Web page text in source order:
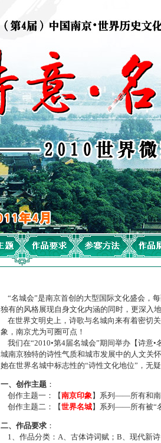
“名城会”是南京首创的大型国际文化盛会，
独有的风格展现自身文化内涵的同时，更深
在世界文明史上，诗歌与名城向来有着密切
象，南京尤为可圈可点！
我们在“2010•第4届名城会”期间举办【诗意
城南京独特的诗性气质和城市发展中的人文
她在世界名城中标志性的“诗性文化地位”，无
一、创作主题 ：
创作主题一：【南京印象】系列——所有和南
创作主题二：【世界名城】系列——所有被“
二、作品要求 ：
1、作品分类：A、古体诗词赋；B、现代新诗